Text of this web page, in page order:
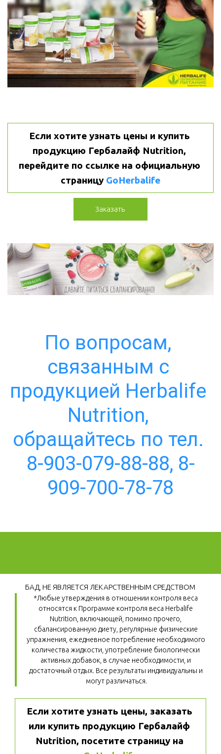
Если хотите узнать цены и купить
продукцию Гербалайф Nutrition,
перейдите по ссылке на официальную
страницу GoHerbalife
Заказать
По вопросам,
связанным с
продукцией Herbalife
Nutrition,
обращайтесь по тел.
8-903-079-88-88, 8-
909-700-78-78
БАД, НЕ ЯВЛЯЕТСЯ ЛЕКАРСТВЕННЫМ СРЕДСТВОМ
*Любые утверждения в отношении контроля веса
относятся к Программе контроля веса Herbalife
Nutrition, включающей, помимо прочего,
сбалансированную диету, регулярные физические
упражнения, ежедневное потребление необходимого
количества жидкости, употребление биологически
активных добавок, в случае необходимости, и
достаточный отдых. Все результаты индивидуальны и
могут различаться.
Если хотите узнать цены, заказать
или купить продукцию Гербалайф